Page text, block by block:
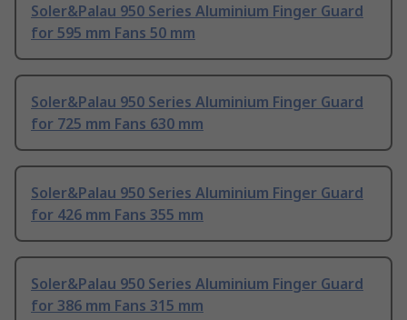
Soler&Palau 950 Series Aluminium Finger Guard
for 595 mm Fans 50 mm
Soler&Palau 950 Series Aluminium Finger Guard
for 725 mm Fans 630 mm
Soler&Palau 950 Series Aluminium Finger Guard
for 426 mm Fans 355 mm
Soler&Palau 950 Series Aluminium Finger Guard
for 386 mm Fans 315 mm